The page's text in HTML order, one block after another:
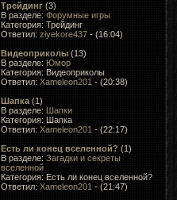
Трейдинг(3)
В разделе: Форумные игры
Категория: Трейдинг
Ответил: ziyekore437- (16:04)
Видеоприколы(13)
В разделе: Юмор
Категория: Видеоприколы
Ответил: Xameleon201 - (20:38)
Шапка(1)
В разделе: Шапки
Категория: Шапка
Ответил: Xameleon201 - (22:17)
Есть ли конец вселенной? (1)
В разделе: Загадки и секреты
вселенной
Категория: Есть ли конец вселенной?
Ответил: Xameleon201 - (21:47)